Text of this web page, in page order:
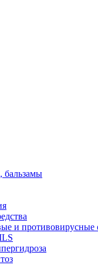
бальзамы
и противовирусные